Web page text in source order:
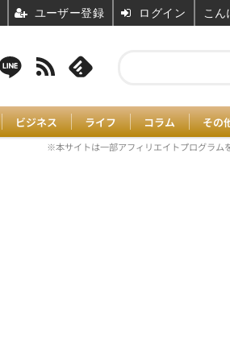
ビジネス ライフ コラム その
※本サイトは一部アフィリエイトプログラム
ユーザー登録 ログイン こん